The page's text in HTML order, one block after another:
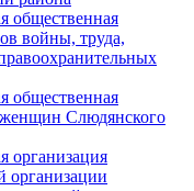
общественная
войны, труда,
общественная
Слюдянского
организация
организации